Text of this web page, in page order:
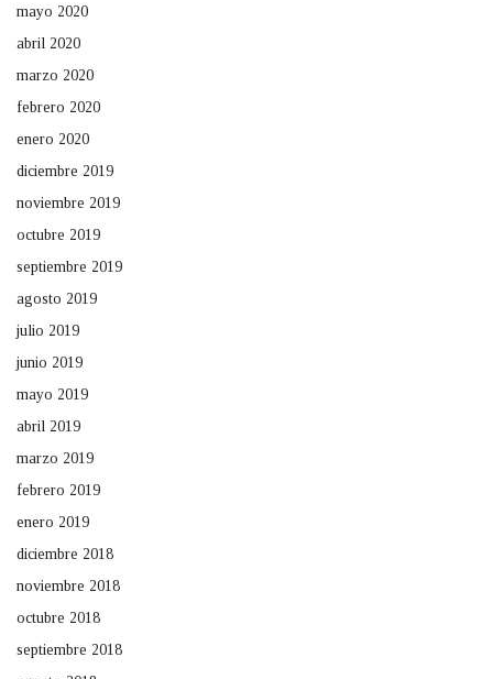
mayo 2020
abril 2020
marzo 2020
febrero 2020
enero 2020
diciembre 2019
noviembre 2019
octubre 2019
septiembre 2019
agosto 2019
julio 2019
junio 2019
mayo 2019
abril 2019
marzo 2019
febrero 2019
enero 2019
diciembre 2018
noviembre 2018
octubre 2018
septiembre 2018